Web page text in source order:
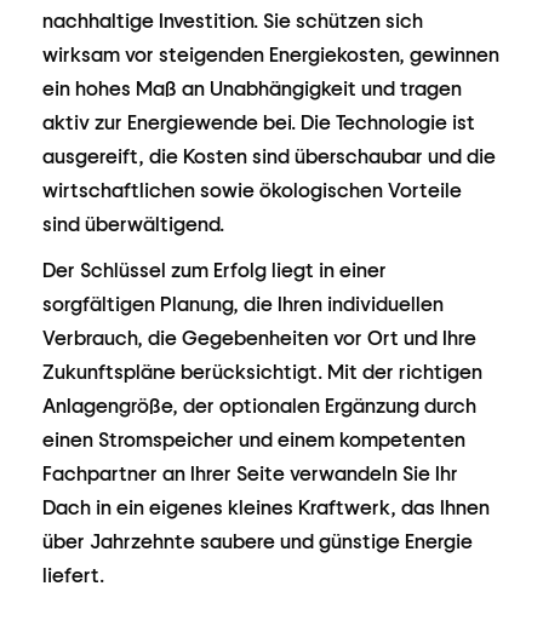
nachhaltige Investition. Sie schützen sich
wirksam vor steigenden Energiekosten, gewinnen
ein hohes Maß an Unabhängigkeit und tragen
aktiv zur Energiewende bei. Die Technologie ist
ausgereift, die Kosten sind überschaubar und die
wirtschaftlichen sowie ökologischen Vorteile
sind überwältigend.
Der Schlüssel zum Erfolg liegt in einer
sorgfältigen Planung, die Ihren individuellen
Verbrauch, die Gegebenheiten vor Ort und Ihre
Zukunftspläne berücksichtigt. Mit der richtigen
Anlagengröße, der optionalen Ergänzung durch
einen Stromspeicher und einem kompetenten
Fachpartner an Ihrer Seite verwandeln Sie Ihr
Dach in ein eigenes kleines Kraftwerk, das Ihnen
über Jahrzehnte saubere und günstige Energie
liefert.